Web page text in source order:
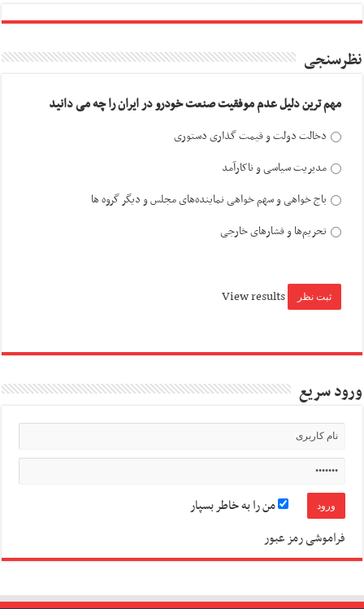
نظرسنجی
مهم ترین دلیل عدم موفقیت صنعت خودرو در ایران را چه می دانید
دخالت دولت و قیمت گذاری دستوری
مدیریت سیاسی و ناکارآمد
باج خواهی و سهم خواهی نماینده‌های مجلس و دیگر گروه ها
تحریم‌ها و فشارهای خارجی
View results
ورود سریع
من را به خاطر بسپار
فراموشی رمز عبور